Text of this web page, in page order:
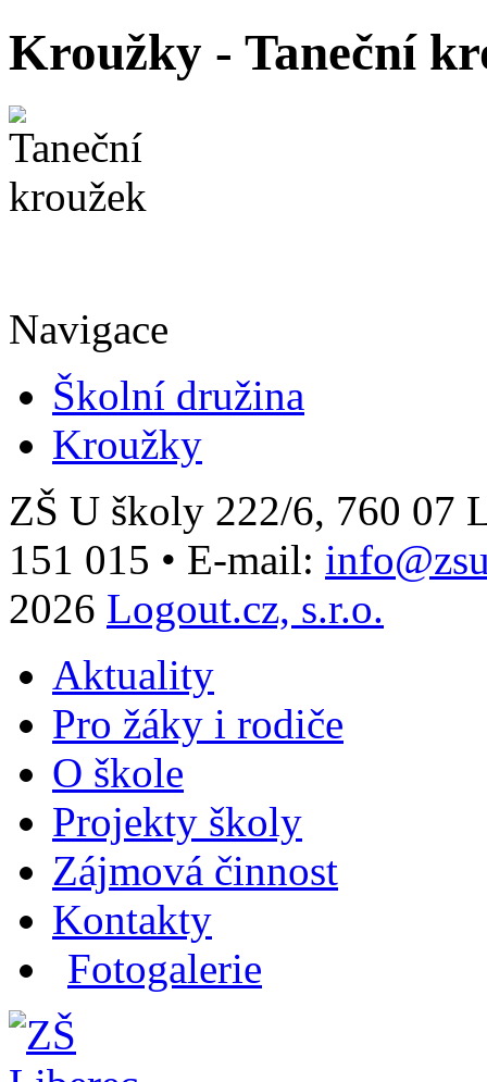
Kroužky - Taneční
Navigace
Školní družina
Kroužky
ZŠ U školy 222/6, 760 07
151 015 • E-mail:
2026 Logout.cz, s.r.o.
Aktuality
Pro žáky i rodiče
O škole
Projekty školy
Zájmová činnost
Kontakty
Fotogalerie